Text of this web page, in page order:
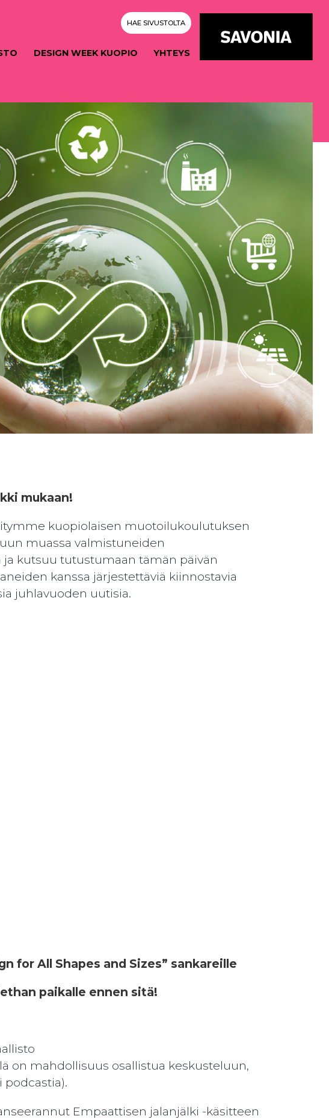
HAE SIVUSTOLTA
DESIGN WEEK KUOPIO YHTEYS
mukaan!
kuopiolaisen muotoilukoulutuksen
muassa valmistuneiden
kutsuu tutustumaan tämän päivän
kanssa järjestettäviä kiinnostavia
juhlavuoden uutisia.
for All Shapes and Sizes” sankareille
paikalle ennen sitä!
on mahdollisuus osallistua keskusteluun,
podcastia).
Empaattisen jalanjälki -käsitteen